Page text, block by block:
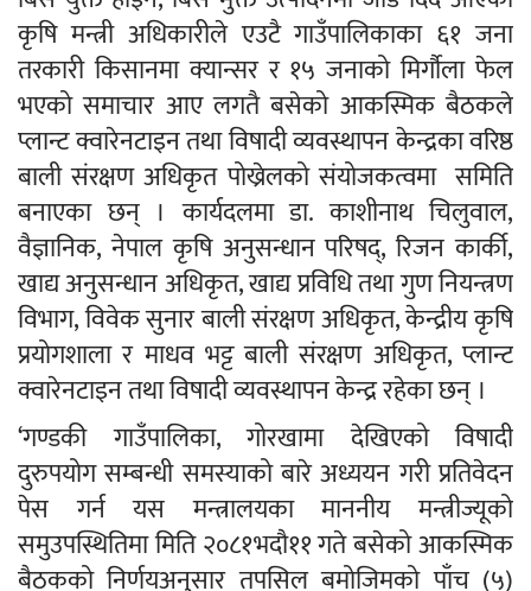
कृषि मन्त्री अधिकारीले एउटै गाउँपालिकाका ६१ जना
तरकारी किसानमा क्यान्सर र १५ जनाको मिर्गौला फेल
भएको समाचार आए लगतै बसेको आकस्मिक बैठकले
प्लान्ट क्वारेनटाइन तथा विषादी व्यवस्थापन केन्द्रका वरिष्ठ
बाली संरक्षण अधिकृत पोख्रेलको संयोजकत्वमा समिति
बनाएका छन् । कार्यदलमा डा. काशीनाथ चिलुवाल,
वैज्ञानिक, नेपाल कृषि अनुसन्धान परिषद्, रिजन कार्की,
खाद्य अनुसन्धान अधिकृत, खाद्य प्रविधि तथा गुण नियन्त्रण
विभाग, विवेक सुनार बाली संरक्षण अधिकृत, केन्द्रीय कृषि
प्रयोगशाला र माधव भट्ट बाली संरक्षण अधिकृत, प्लान्ट
क्वारेनटाइन तथा विषादी व्यवस्थापन केन्द्र रहेका छन् ।
‘गण्डकी गाउँपालिका, गोरखामा देखिएको विषादी
दुरुपयोग सम्बन्धी समस्याको बारे अध्ययन गरी प्रतिवेदन
पेस गर्न यस मन्त्रालयका माननीय मन्त्रीज्यूको
समुउपस्थितिमा मिति २०८१भदौ११ गते बसेको आकस्मिक
बैठकको निर्णयअनुसार तपसिल बमोजिमको पाँच (५)